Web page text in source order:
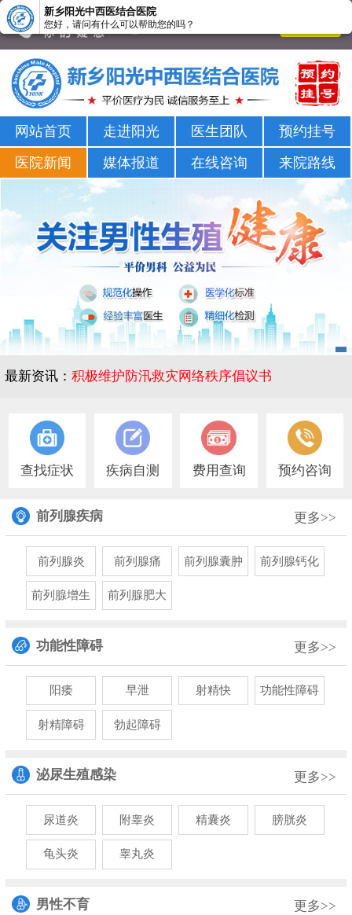
新乡男科医院-新乡市正规男科医院-新乡阳光男科医院
网站首页 走进阳光 医生团队
预约挂号
医院新闻
媒体报道 在线咨询 来院路线
最新资讯： 积极维护防汛救灾网络秩序倡议书
查找症状 疾病自测 费用查询 预约咨询
前列腺疾病 更多>>
前列腺炎 前列腺痛 前列腺囊肿 前列腺钙化
前列腺增生 前列腺肥大
功能性障碍 更多>>
阳痿 早泄 射精快 功能性障碍
射精障碍 勃起障碍
泌尿生殖感染 更多>>
尿道炎 附睾炎 精囊炎 膀胱炎
龟头炎 睾丸炎
男性不育 更多>>
新乡阳光中西医结合医院
您好，请问有什么可以帮助您的吗？